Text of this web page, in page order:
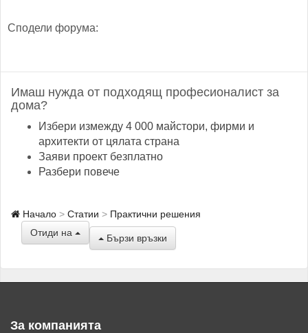
Сподели форума:
Имаш нужда от подходящ професионалист за
дома?
Избери измежду 4 000 майстори, фирми и
архитекти от цялата страна
Заяви проект безплатно
Разбери повече
Начало Статии
Практични решения
Отиди на
Бързи връзки
За компанията